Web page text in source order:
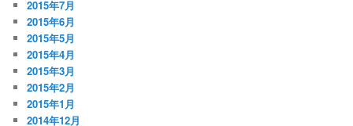
2015年7月
2015年6月
2015年5月
2015年4月
2015年3月
2015年2月
2015年1月
2014年12月